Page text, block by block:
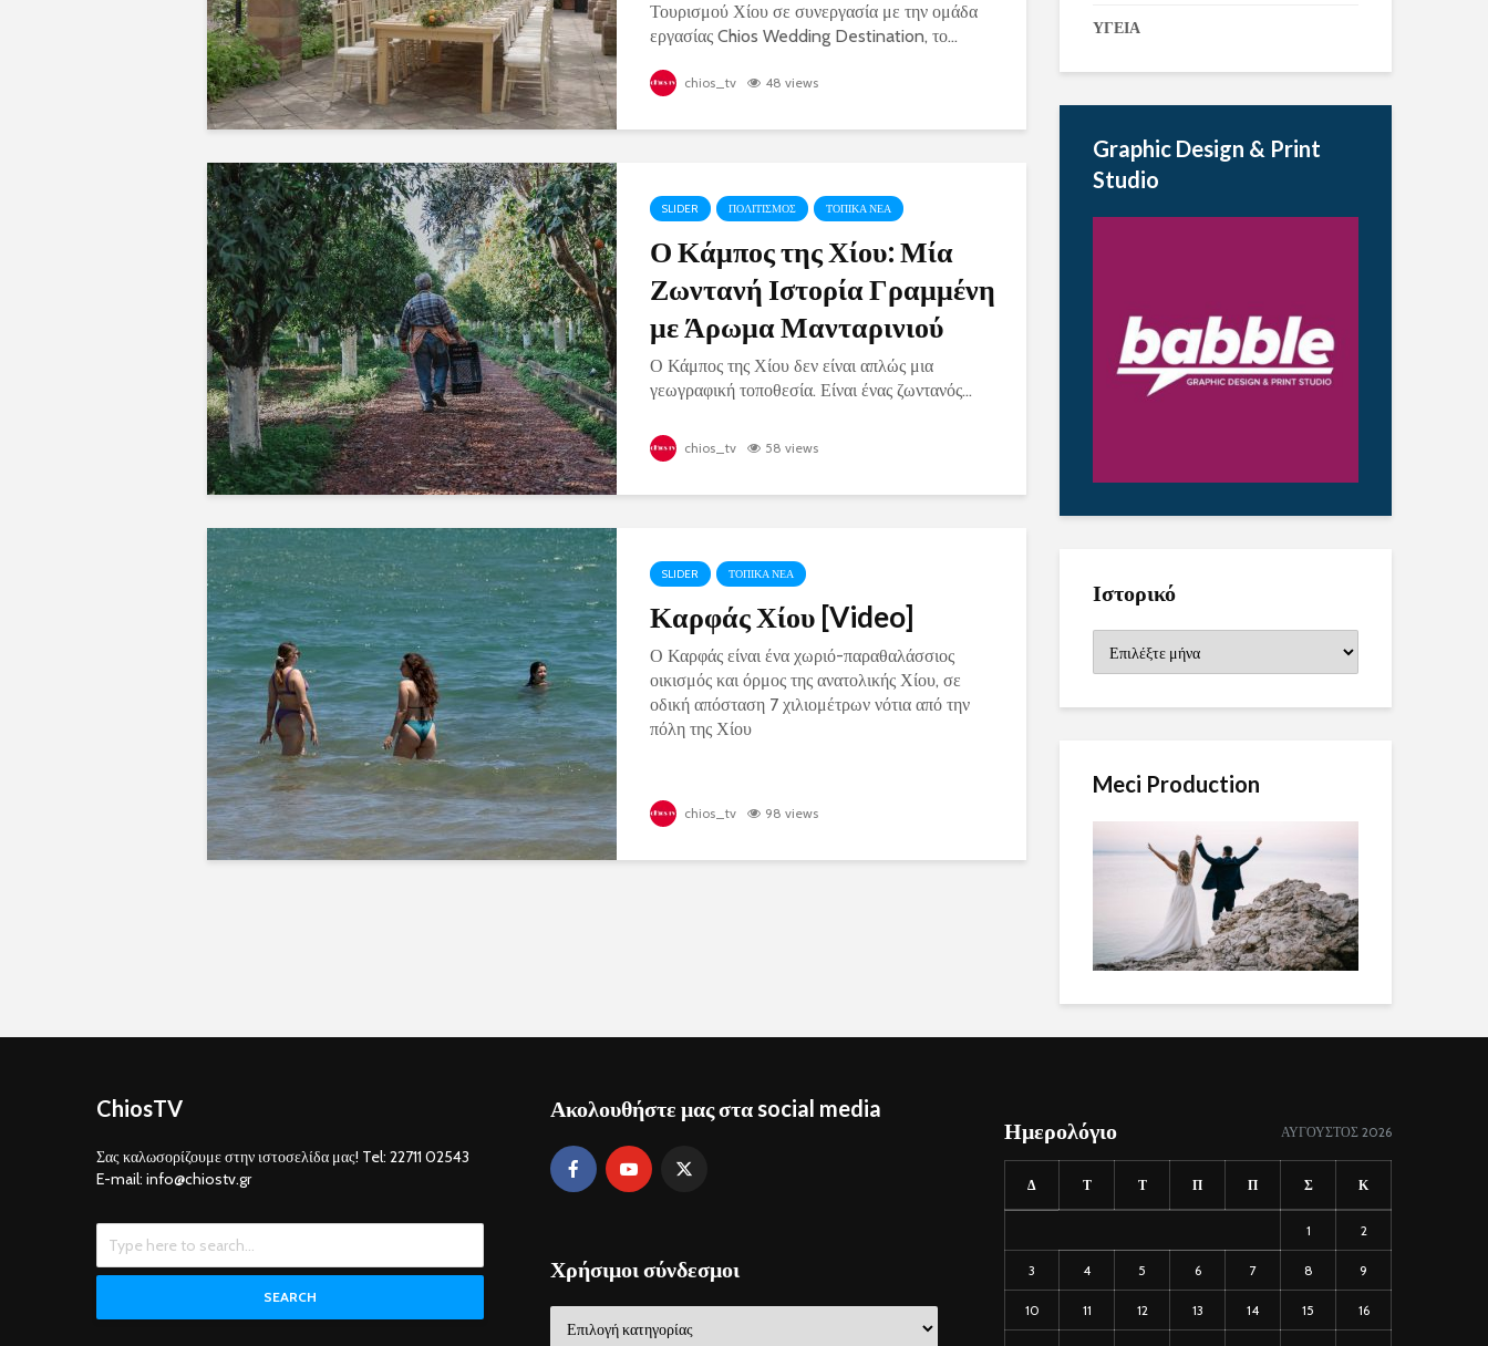
Τουρισμού Χίου σε συνεργασία με την ομάδα
εργασίας Chios Wedding Destination, το...
chios_tv 48 views
SLIDER ΠΟΛΙΤΙΣΜΟΣ ΤΟΠΙΚΑ ΝΕΑ
Ο Κάμπος της Χίου: Μία
Ζωντανή Ιστορία Γραμμένη
με Άρωμα Μανταρινιού
Ο Κάμπος της Χίου δεν είναι απλώς μια
γεωγραφική τοποθεσία. Είναι ένας ζωντανός...
chios_tv 58 views
SLIDER ΤΟΠΙΚΑ ΝΕΑ
Καρφάς Χίου [Video]
Ο Καρφάς είναι ένα χωριό-παραθαλάσσιος
οικισμός και όρμος της ανατολικής Χίου, σε
οδική απόσταση 7 χιλιομέτρων νότια από την
πόλη της Χίου
chios_tv 98 views
ΥΓΕΙΑ
Graphic Design & Print
Studio
Ιστορικό
Meci Production
ChiosTV
Σας καλωσορίζουμε στην ιστοσελίδα μας! Tel: 22711 02543
E-mail: info@chiostv.gr
SEARCH
Ακολουθήστε μας στα social media
Χρήσιμοι σύνδεσμοι
σύνδεσμοι
Ημερολόγιο ΑΎΓΟΥΣΤΟΣ 2026
Δ Τ Τ Π Π Σ Κ
1 2
3 4 5 6 7 8 9
10 11 12 13 14 15 16